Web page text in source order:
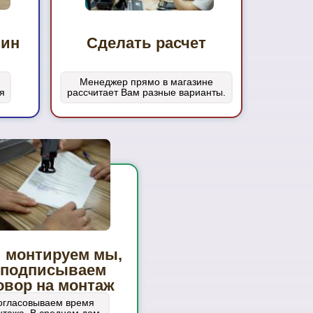
Сделать расчет
Менеджер прямо в магазине
рассчитает Вам разные варианты.
монтируем мы,
на монтаж
время